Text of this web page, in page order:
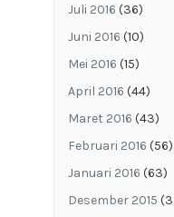
Juli 2016 (36)
Juni 2016 (10)
Mei 2016 (15)
April 2016 (44)
Maret 2016 (43)
Februari 2016 (56)
Januari 2016 (63)
Desember 2015